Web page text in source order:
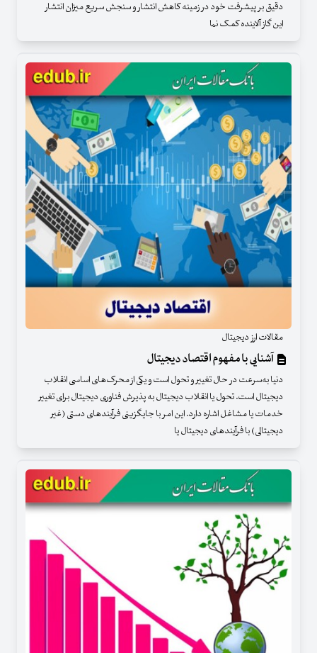
دقیق بر پیشرفت خود در زمینه کاهش انتشار و سنجش سریع میزان انتشار
این گاز آلاینده کمک نما
مقالات ارز دیجیتال
آشنایی با مفهوم اقتصاد دیجیتال
دنیا به‌سرعت در حال تغییر و تحول است و یکی از محرک‌های اساسی انقلاب
دیجیتال است. تحول یا انقلاب دیجیتال به پذیرش فناوری دیجیتال برای تغییر
خدمات یا مشاغل اشاره دارد. این امر با جایگزینی فرآیندهای دستی (غیر
دیجیتالی) با فرآیندهای دیجیتال یا